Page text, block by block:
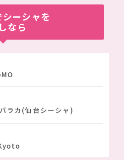
ーシャを
なら
ラカ(仙台シーシャ)